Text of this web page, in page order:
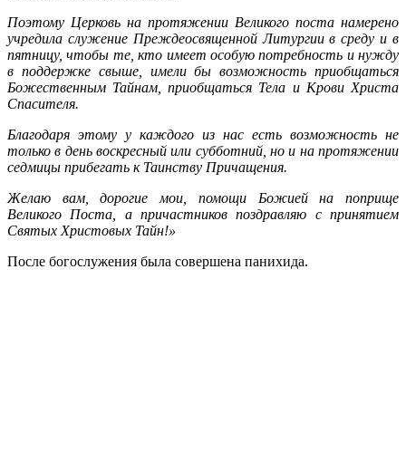
Поэтому Церковь на протяжении Великого поста намерено
учредила служение Преждеосвященной Литургии в среду и в
пятницу, чтобы те, кто имеет особую потребность и нужду
в поддержке свыше, имели бы возможность приобщаться
Божественным Тайнам, приобщаться Тела и Крови Христа
Спасителя.
Благодаря этому у каждого из нас есть возможность не
только в день воскресный или субботний, но и на протяжении
седмицы прибегать к Таинству Причащения.
Желаю вам, дорогие мои, помощи Божией на поприще
Великого Поста, а причастников поздравляю с принятием
Святых Христовых Тайн!»
После богослужения была совершена панихида.